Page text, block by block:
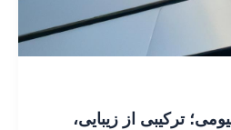
ترکیبی از زیبایی،